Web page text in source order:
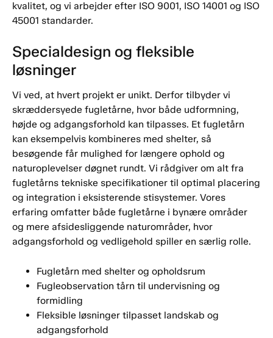
kvalitet, og vi arbejder efter ISO 9001, ISO 14001 og ISO
45001 standarder.
Specialdesign og fleksible
løsninger
Vi ved, at hvert projekt er unikt. Derfor tilbyder vi
skræddersyede fugletårne, hvor både udformning,
højde og adgangsforhold kan tilpasses. Et fugletårn
kan eksempelvis kombineres med shelter, så
besøgende får mulighed for længere ophold og
naturoplevelser døgnet rundt. Vi rådgiver om alt fra
fugletårns tekniske specifikationer til optimal placering
og integration i eksisterende stisystemer. Vores
erfaring omfatter både fugletårne i bynære områder
og mere afsidesliggende naturområder, hvor
adgangsforhold og vedligehold spiller en særlig rolle.
Fugletårn med shelter og opholdsrum
Fugleobservation tårn til undervisning og
formidling
Fleksible løsninger tilpasset landskab og
adgangsforhold